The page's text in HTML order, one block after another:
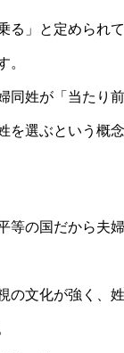
る」と定められ
。
姓が「当たり
を選ぶという概
等の国だから夫
の文化が強く、